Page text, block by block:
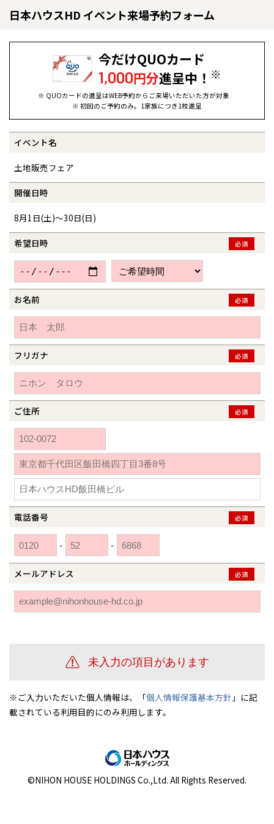
日本ハウスHD イベント来場予約フォーム
今だけQUOカード
1,000円分進呈中！ ※
※ QUOカードの進呈はWEB予約からご来場いただいた方が対象
※ 初回のご予約のみ。1家族につき1枚進呈
イベント名
土地販売フェア
開催日時
8月1日(土)～30日(日)
希望日時 必須
お名前 必須
フリガナ 必須
ご住所 必須
電話番号 必須
- -
メールアドレス 必須
※ご入力いただいた個人情報は、「個人情報保護基本方針 」に記
載されている利用目的にのみ利用します。
©NIHON HOUSE HOLDINGS Co.,Ltd. All Rights Reserved.
全国の展示場
北海道
札幌
道央
道北
道東
東北
青森
秋田
山形
宮城
福島
甲信越・北陸
新潟
長野
富山
石川
福井
関東
神奈川
埼玉
千葉
茨城
栃木
群馬
愛知
岐阜
静岡
三重
近畿
大阪
京都
兵庫
奈良
滋賀
中国・四国
岡山
香川
愛媛
鳥取
広島
山口
九州
福岡
佐賀
熊本
宮崎
鹿児島
分譲マンション
※現住所のある都道府県以外の建築予定地の方でも現住所の有るお近
くの展示場又は店舗にお問合せください。
応します。お気軽にご相談ください。
お近くのイベント
北海道
札幌
札幌
小樽
苫小牧千歳
小樽
道北
道南
道東
釧路
東北
青森県
青森
秋田県
秋田
岩手県
盛岡
山形県
宮城県
福島県
郡山
いわき
甲信越・北陸
新潟県
新潟
長岡
山梨県
甲府
長野県
長野
富山県
石川県
福井県
関東
神奈川県
横浜
相模
埼玉県
埼玉
千葉県
柏
茨城県
水戸
栃木県
宇都宮
群馬県
伊勢崎
愛知県
名古屋
岐阜県
静岡県
三重県
近畿
大阪府
大阪
京都府
京都
奈良県
奈良
中国・四国
岡山県
岡山
香川県
高松
愛媛県
松山
九州
福岡県
佐賀県
佐賀
熊本県
熊本
大分県
大分
宮崎県
宮崎
鹿児島県
鹿児島